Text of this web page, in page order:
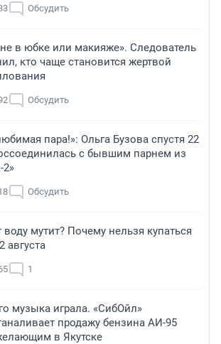
Обсудить
в юбке или макияже». Следователь
кто чаще становится жертвой
Обсудить
пара!»: Ольга Бузова спустя 22
с бывшим парнем из
Обсудить
воду мутит? Почему нельзя купаться
августа
1
музыка играла. «СибОйл»
продажу бензина АИ-95
в Якутске